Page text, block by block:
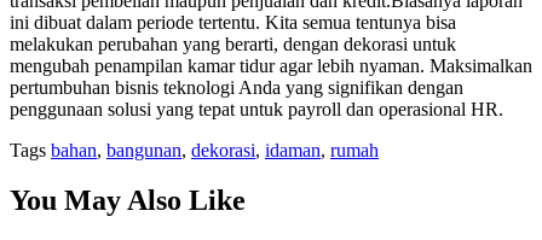
ini dibuat dalam periode tertentu. Kita semua tentunya bisa
melakukan perubahan yang berarti, dengan dekorasi untuk
mengubah penampilan kamar tidur agar lebih nyaman. Maksimalkan
pertumbuhan bisnis teknologi Anda yang signifikan dengan
penggunaan solusi yang tepat untuk payroll dan operasional HR.
Tags bahan, bangunan, dekorasi, idaman, rumah
You May Also Like